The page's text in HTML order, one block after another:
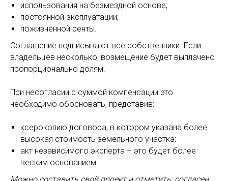
использования на безмездной основе;
постоянной эксплуатации;
пожизненной ренты.
Соглашение подписывают все собственники. Если
владельцев несколько, возмещение будет выплачено
пропорционально долям.
При несогласии с суммой компенсации это
необходимо обосновать, представив:
ксерокопию договора, в котором указана более
высокая стоимость земельного участка;
акт независимого эксперта – это будет более
веским основанием.